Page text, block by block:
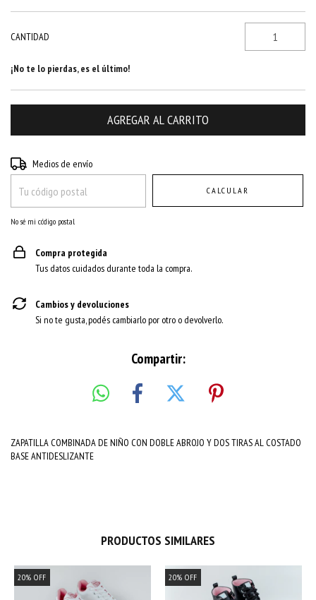
CANTIDAD
¡No te lo pierdas, es el último!
Entregas para el CP:
Medios de envío
CALCULAR
No sé mi código postal
Compra protegida
Tus datos cuidados durante toda la compra.
Cambios y devoluciones
Si no te gusta, podés cambiarlo por otro o devolverlo.
Compartir:
ZAPATILLA COMBINADA DE NIÑO CON DOBLE ABROJO Y DOS TIRAS AL COSTADO
BASE ANTIDESLIZANTE
PRODUCTOS SIMILARES
20% OFF 20% OFF